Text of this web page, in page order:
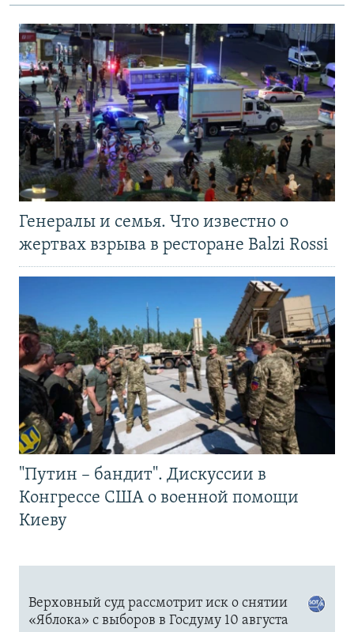
Генералы и семья. Что известно о
жертвах взрыва в ресторане Balzi Rossi
"Путин – бандит". Дискуссии в
Конгрессе США о военной помощи
Киеву